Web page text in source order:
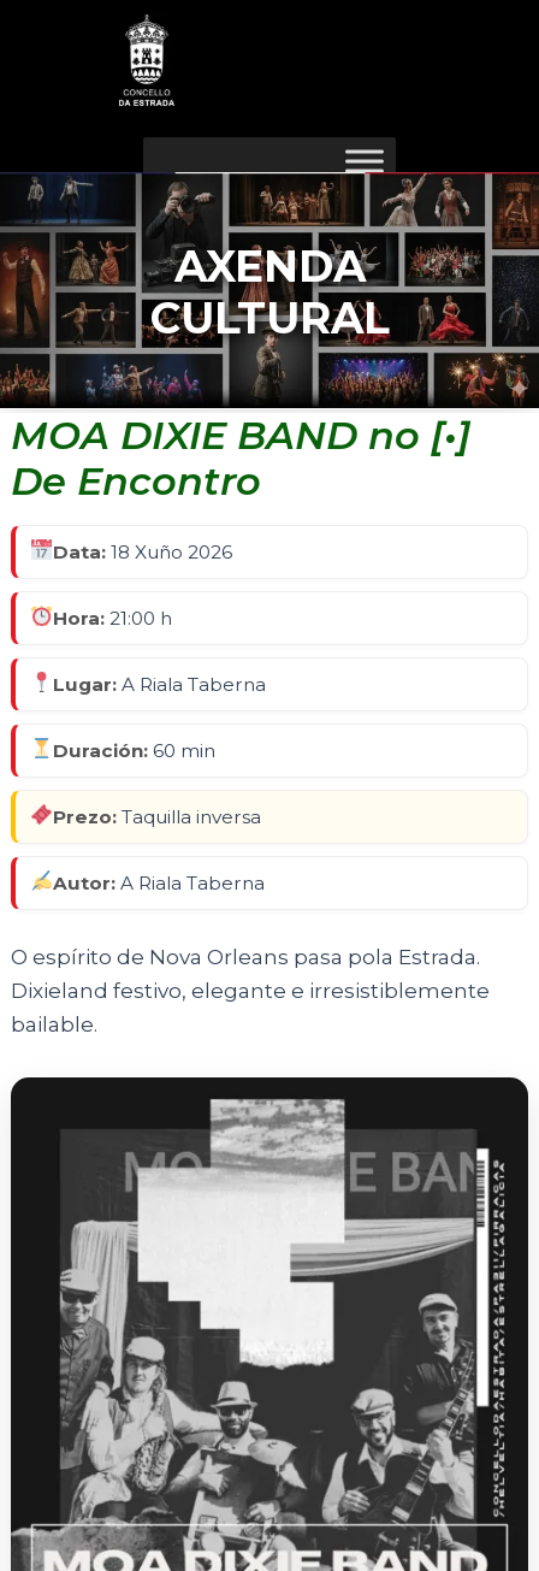
AXENDA
CULTURAL
MOA DIXIE BAND no [•]
De Encontro
Data: 18 Xuño 2026
Hora: 21:00 h
Lugar: A Riala Taberna
Duración: 60 min
Prezo: Taquilla inversa
Autor: A Riala Taberna
O espírito de Nova Orleans pasa pola Estrada.
Dixieland festivo, elegante e irresistiblemente
bailable.